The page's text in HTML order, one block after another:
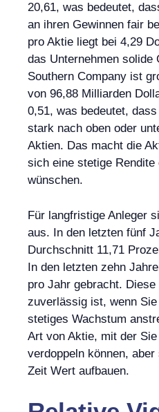
20,61, was bedeutet,
an ihren Gewinnen fair
pro Aktie liegt bei 4,29
das Unternehmen solide
Southern Company ist
von 96,88 Milliarden
0,51, was bedeutet,
stark nach oben oder
Aktien. Das macht die
sich eine stetige
wünschen.
Für langfristige Anleger
aus. In den letzten fünf
Durchschnitt 11,71
In den letzten zehn
pro Jahr gebracht.
zuverlässig ist, wenn
stetiges Wachstum
Art von Aktie, mit der
verdoppeln können,
Zeit Wert aufbauen.